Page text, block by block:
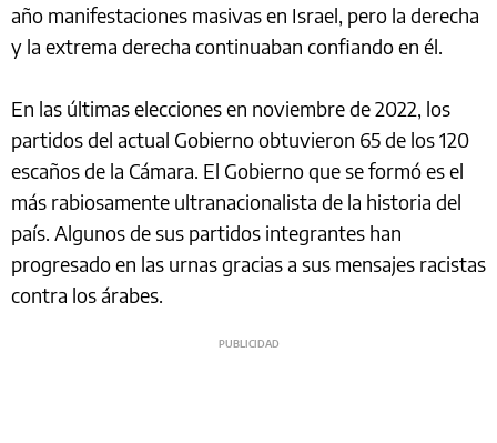
año manifestaciones masivas en Israel, pero la derecha
y la extrema derecha continuaban confiando en él.
En las últimas elecciones en noviembre de 2022, los
partidos del actual Gobierno obtuvieron 65 de los 120
escaños de la Cámara. El Gobierno que se formó es el
más rabiosamente ultranacionalista de la historia del
país. Algunos de sus partidos integrantes han
progresado en las urnas gracias a sus mensajes racistas
contra los árabes.